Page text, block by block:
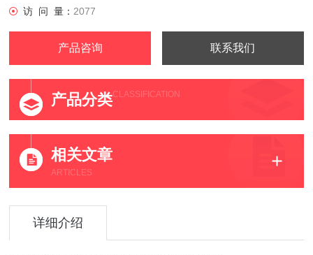
访 问 量： 2077
产品咨询 联系我们
产品分类CLASSIFICATION
相关文章
ARTICLES
详细介绍